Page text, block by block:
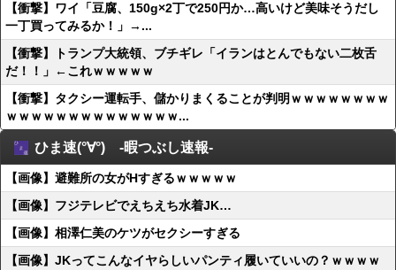
【衝撃】ワイ「豆腐、150g×2丁で250円か…高いけど美味そうだし
一丁買ってみるか！」→...
【衝撃】トランプ大統領、ブチギレ「イランはとんでもない二枚舌
だ！！」←これｗｗｗｗｗ
【衝撃】タクシー運転手、儲かりまくることが判明ｗｗｗｗｗｗｗｗ
ｗｗｗｗｗｗｗｗｗｗｗｗｗｗ...
ひま速(°∀°) -暇つぶし速報-
【画像】避難所の女がHすぎるｗｗｗｗｗ
【画像】フジテレビでえちえち水着JK…
【画像】相澤仁美のケツがセクシーすぎる
【画像】JKってこんなイヤらしいパンティ履いていいの？ｗｗｗｗ